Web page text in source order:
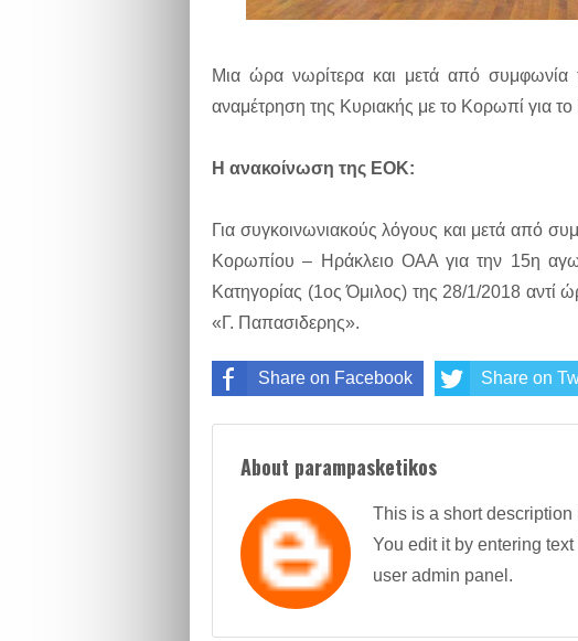
Μια ώρα νωρίτερα και μετά από
αναμέτρηση της Κυριακής με το Κορωπί για το
Η ανακοίνωση της ΕΟΚ:
Για συγκοινωνιακούς λόγους και μετά από
Κορωπίου – Ηράκλειο ΟΑΑ για την 15η
Κατηγορίας (1ος Όμιλος) της 28/1/2018 αντί
«Γ. Παπασιδερης».
Share on Facebook Share on
About parampasketikos
This is a short description
You edit it by entering
user admin panel.